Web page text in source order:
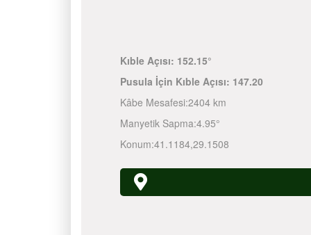
Kıble Açısı: 152.15°
Pusula İçin Kıble Açısı: 147.20
Kâbe Mesafesi:2404 km
Manyetik Sapma:4.95°
Konum:41.1184,29.1508